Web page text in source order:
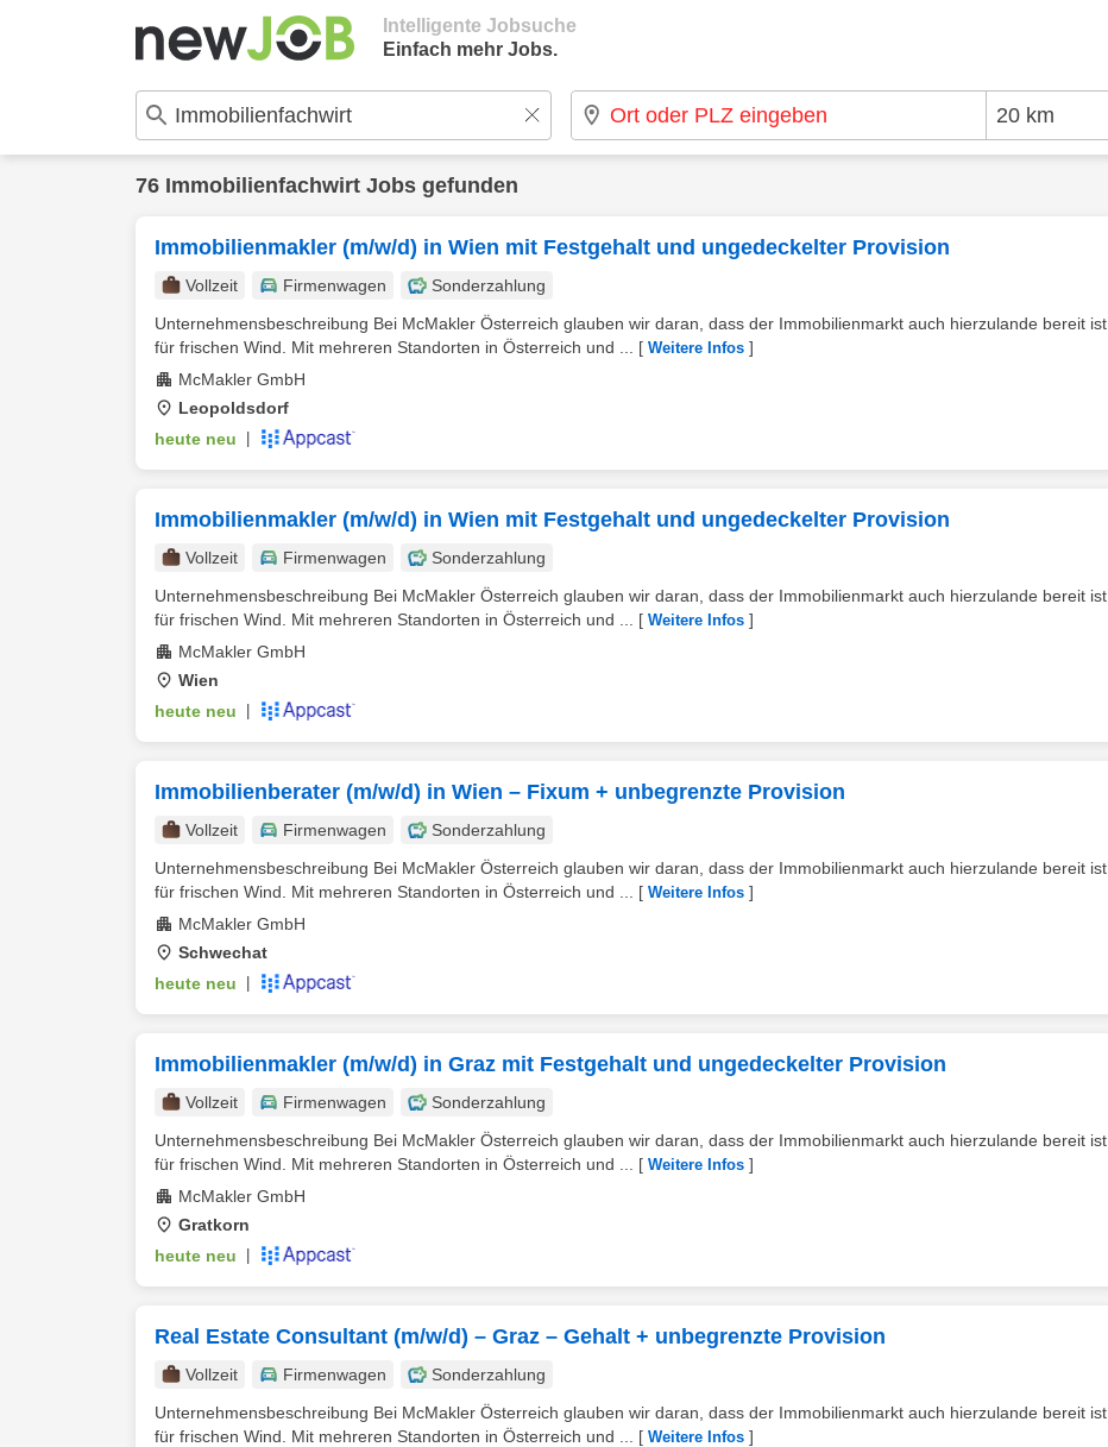
Intelligente Jobsuche
Einfach mehr Jobs.
76 Immobilienfachwirt Jobs gefunden
Immobilienmakler (m/w/d) in Wien mit Festgehalt und ungedeckelter Provision
Vollzeit Firmenwagen
Sonderzahlung
Unternehmensbeschreibung Bei McMakler Österreich glauben wir daran, dass der Immobilienmarkt auch hierzulande bereit ist
für frischen Wind. Mit mehreren Standorten in Österreich und ...
[ Weitere Infos ]
McMakler GmbH
Leopoldsdorf
heute neu
Immobilienmakler (m/w/d) in Wien mit Festgehalt und ungedeckelter Provision
Vollzeit Firmenwagen
Sonderzahlung
Unternehmensbeschreibung Bei McMakler Österreich glauben wir daran, dass der Immobilienmarkt auch hierzulande bereit ist
für frischen Wind. Mit mehreren Standorten in Österreich und ...
[ Weitere Infos ]
McMakler GmbH
Wien
heute neu
Immobilienberater (m/w/d) in Wien – Fixum + unbegrenzte Provision
Vollzeit Firmenwagen
Sonderzahlung
Unternehmensbeschreibung Bei McMakler Österreich glauben wir daran, dass der Immobilienmarkt auch hierzulande bereit ist
für frischen Wind. Mit mehreren Standorten in Österreich und ...
[ Weitere Infos ]
McMakler GmbH
Schwechat
heute neu
Immobilienmakler (m/w/d) in Graz mit Festgehalt und ungedeckelter Provision
Vollzeit Firmenwagen
Sonderzahlung
Unternehmensbeschreibung Bei McMakler Österreich glauben wir daran, dass der Immobilienmarkt auch hierzulande bereit ist
für frischen Wind. Mit mehreren Standorten in Österreich und ...
[ Weitere Infos ]
McMakler GmbH
Gratkorn
heute neu
Real Estate Consultant (m/w/d) – Graz – Gehalt + unbegrenzte Provision
Vollzeit Firmenwagen
Sonderzahlung
Unternehmensbeschreibung Bei McMakler Österreich glauben wir daran, dass der Immobilienmarkt auch hierzulande bereit ist
für frischen Wind. Mit mehreren Standorten in Österreich und ...
[ Weitere Infos ]